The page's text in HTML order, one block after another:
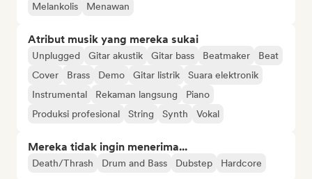
Melankolis
Menawan
Atribut musik yang mereka sukai
Unplugged Gitar akustik Gitar bass Beatmaker
Beat
Cover
Brass Demo Gitar listrik
Suara elektronik
Instrumental
Rekaman langsung
Piano
Produksi profesional
String Synth Vokal
Mereka tidak ingin menerima...
Death/Thrash Drum and Bass Dubstep Hardcore